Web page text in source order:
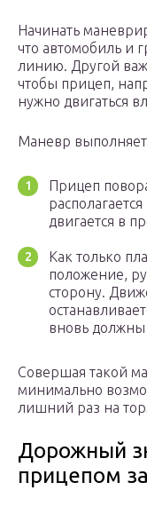
Начинать
что автомобиль и
линию. Другой
чтобы прицеп,
нужно двигаться
Маневр
Прицеп
двигается в
Как только
положение,
сторону.
вновь
Совершая такой
минимально
лишний раз на
Дорожный
прицепом